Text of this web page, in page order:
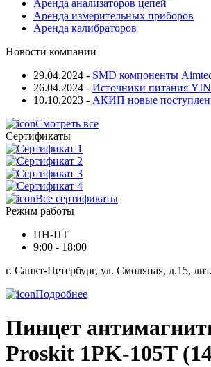
Аренда анализаторов цепей
Аренда измерительных приборов
Аренда калибраторов
Новости компании
29.04.2024 - SMD компоненты
26.04.2024 - Источники питания
10.10.2023 - АКИП новые
Смотреть все
Сертификаты
Все сертификаты
Режим работы
ПН-ПТ
9:00 - 18:00
г. Санкт-Петербург, ул. Смоляная, д.15,
Подробнее
Пинцет
Proskit 1PK-105T